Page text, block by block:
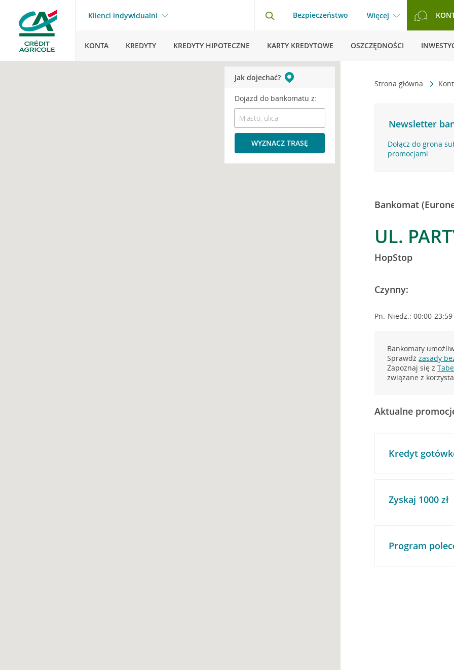
Klienci indywidualni Bezpieczeństwo Więcej
KONTA KREDYTY KREDYTY HIPOTECZNE KARTY KREDYTOWE OSZCZĘDNOŚCI
Strona główna
Newsletter
Dołącz do grona
promocjami
Bankomat
UL.
HopStop
Czynny:
Pn.-Niedz.: 00:00-23:59
Bankomaty
Sprawdźzasady
Zapoznaj się z
związane z
Aktualne
Kredyt
Zyskaj 1000 zł
Program
Jak dojechać?
Dojazd do bankomatu z:
WYZNACZ TRASĘ